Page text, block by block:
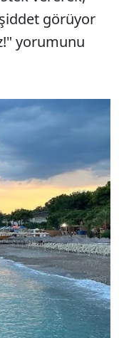
şiddet görüyor
yorumunu